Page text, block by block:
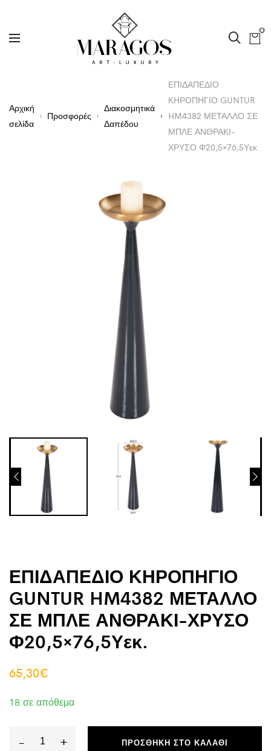
0
Αρχική
σελίδα
Προσφορές
Διακοσμητικά
Δαπέδου
ΕΠΙΔΑΠΕΔΙΟ
ΚΗΡΟΠΗΓΙΟ GUNTUR
HM4382 ΜΕΤΑΛΛΟ ΣΕ
ΜΠΛΕ ΑΝΘΡΑΚΙ-
ΧΡΥΣΟ Φ20,5×76,5Υεκ.
ΕΠΙΔΑΠΕΔΙΟ ΚΗΡΟΠΗΓΙΟ
GUNTUR HM4382 ΜΕΤΑΛΛΟ
ΣΕ ΜΠΛΕ ΑΝΘΡΑΚΙ-ΧΡΥΣΟ
Φ20,5×76,5Υεκ.
65,30€
18 σε απόθεμα
- + ΠΡΟΣΘΉΚΗ ΣΤΟ ΚΑΛΆΘΙ